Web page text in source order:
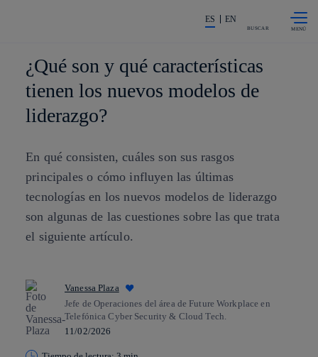
La acción en accionistas e
ES EN
BUSCAR
¿Qué son y qué características
tienen los nuevos modelos de
liderazgo?
En qué consisten, cuáles son sus rasgos
principales o cómo influyen las últimas
tecnologías en los nuevos modelos de liderazgo
son algunas de las cuestiones sobre las que trata
el siguiente artículo.
Vanessa Plaza
Jefe de Operaciones del área de Future Workplace en
Telefónica Cyber Security & Cloud Tech.
11/02/2026